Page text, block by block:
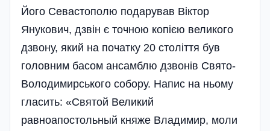
Його Севастополю подарував Віктор
Янукович, дзвін є точною копією великого
дзвону, який на початку 20 століття був
головним басом ансамблю дзвонів Свято-
Володимирського собору. Напис на ньому
гласить: «Святой Великий
равноапостольный княже Владимир, моли